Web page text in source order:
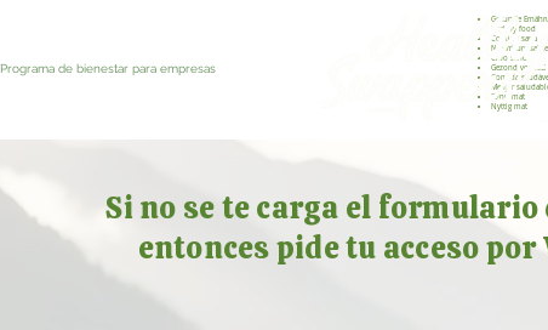
Programa de bienestar para empresas
Gesunde
Healthy food
Comida sana
Nourriture saine
Cibo sano
Gezond voedsel
Comida saudável
Menjar
Sunn mat
Nyttig mat
Si no se te carga el
entonces pide tu acceso por